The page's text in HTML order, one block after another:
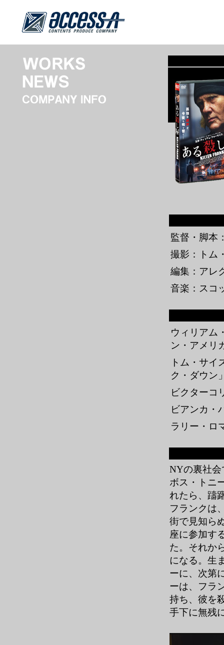
監督・脚本
撮影：トム
編集：アレ
音楽：スコ
ウィリアム
ン・アメリ
トム・サイ
ク・ダウン
ビクターコ
ビアンカ・
ラリー・ロ
NYの裏社会
ボス・トニ
れたら、躊
フランクは
街で見知ら
座に参加す
た。それか
になる。生
ーに、次第
ーは、フラ
持ち、彼を
手下に無残